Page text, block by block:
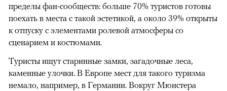
пределы фан-сообществ: больше 70% туристов готовы
поехать в места с такой эстетикой, а около 39% открыты
к отпуску с элементами ролевой атмосферы со
сценарием и костюмами.
Туристы ищут старинные замки, загадочные леса,
каменные улочки. В Европе мест для такого туризма
немало, например, в Германии. Вокруг Мюнстера